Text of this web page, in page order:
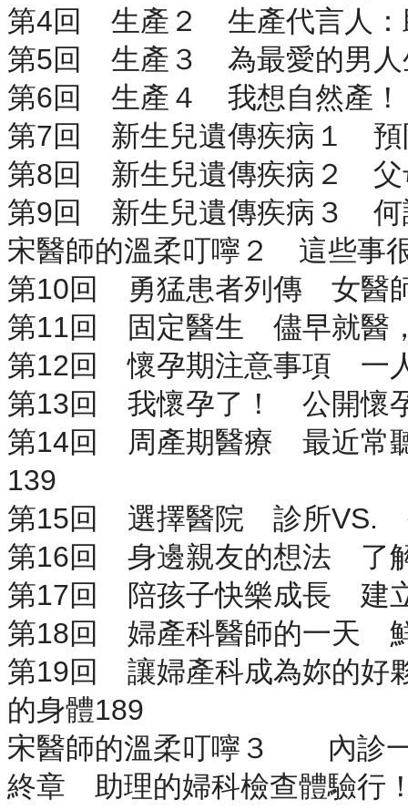
第4回 生產２ 生產代言人：
第5回 生產３ 為最愛的男
第6回 生產４ 我想自然產
第7回 新生兒遺傳疾病１ 預
第8回 新生兒遺傳疾病２ 父
第9回 新生兒遺傳疾病３
宋醫師的溫柔叮嚀２ 這些事
第10回 勇猛患者列傳 女醫
第11回 固定醫生 儘早就醫
第12回 懷孕期注意事項 一
第13回 我懷孕了！ 公開懷
第14回 周產期醫療 最近
139
第15回 選擇醫院 診所VS.
第16回 身邊親友的想法 了
第17回 陪孩子快樂成長 建
第18回 婦產科醫師的一天
第19回 讓婦產科成為妳的好
的身體189
宋醫師的溫柔叮嚀３ 內診
終章 助理的婦科檢查體驗行